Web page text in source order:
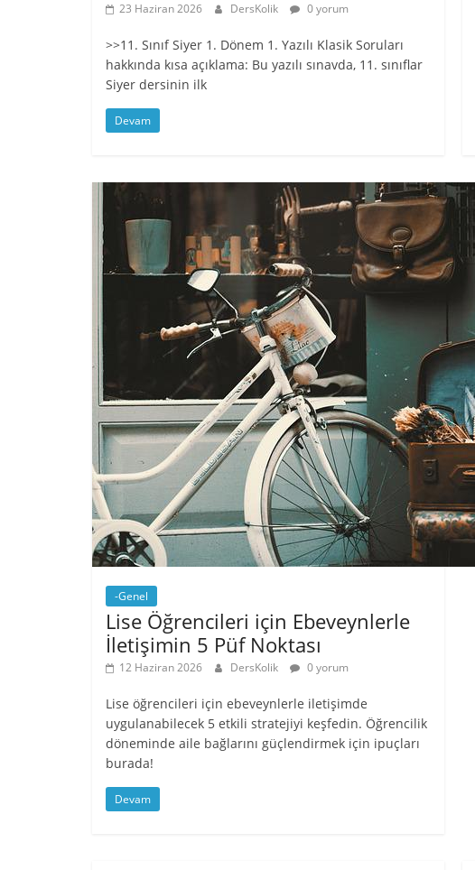
23 Haziran 2026 DersKolik 0 yorum
>>11. Sınıf Siyer 1. Dönem 1. Yazılı Klasik Soruları
hakkında kısa açıklama: Bu yazılı sınavda, 11. sınıflar
Siyer dersinin ilk
Devam
-Genel
Lise Öğrencileri için Ebeveynlerle
İletişimin 5 Püf Noktası
12 Haziran 2026 DersKolik 0 yorum
Lise öğrencileri için ebeveynlerle iletişimde
uygulanabilecek 5 etkili stratejiyi keşfedin. Öğrencilik
döneminde aile bağlarını güçlendirmek için ipuçları
burada!
Devam